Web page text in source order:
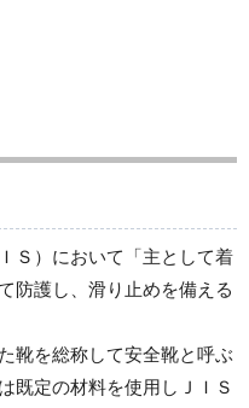
作業用品
クリーンルーム対策用品
急医療品
Ｓ）において「主として着
防護し、滑り止めを備える
靴を総称して安全靴と呼ぶ
既定の材料を使用しＪＩＳ